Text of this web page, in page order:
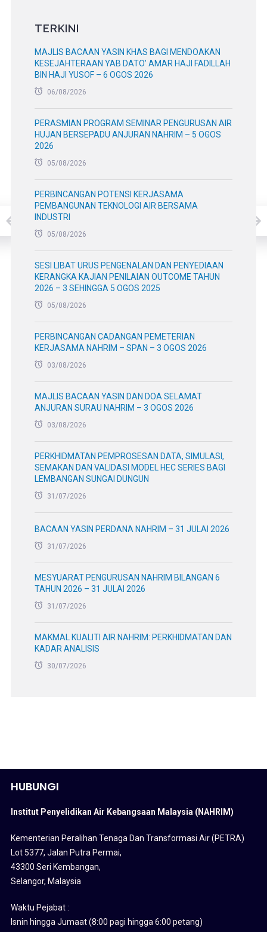
TERKINI
MAJLIS BACAAN YASIN KHAS BAGI MENDOAKAN
KESEJAHTERAAN YAB DATO’ AMAR HAJI FADILLAH
BIN HAJI YUSOF – 6 OGOS 2026
06/08/2026
PERASMIAN PROGRAM SEMINAR PENGURUSAN AIR
HUJAN BERSEPADU ANJURAN NAHRIM – 5 OGOS
2026
05/08/2026
PERBINCANGAN POTENSI KERJASAMA
PEMBANGUNAN TEKNOLOGI AIR BERSAMA
INDUSTRI
05/08/2026
SESI LIBAT URUS PENGENALAN DAN PENYEDIAAN
KERANGKA KAJIAN PENILAIAN OUTCOME TAHUN
2026 – 3 SEHINGGA 5 OGOS 2025
05/08/2026
PERBINCANGAN CADANGAN PEMETERIAN
KERJASAMA NAHRIM – SPAN – 3 OGOS 2026
03/08/2026
MAJLIS BACAAN YASIN DAN DOA SELAMAT
ANJURAN SURAU NAHRIM – 3 OGOS 2026
03/08/2026
PERKHIDMATAN PEMPROSESAN DATA, SIMULASI,
SEMAKAN DAN VALIDASI MODEL HEC SERIES BAGI
LEMBANGAN SUNGAI DUNGUN
31/07/2026
BACAAN YASIN PERDANA NAHRIM – 31 JULAI 2026
31/07/2026
MESYUARAT PENGURUSAN NAHRIM BILANGAN 6
TAHUN 2026 – 31 JULAI 2026
31/07/2026
MAKMAL KUALITI AIR NAHRIM: PERKHIDMATAN DAN
KADAR ANALISIS
30/07/2026
HUBUNGI
Institut Penyelidikan Air Kebangsaan Malaysia (NAHRIM)
Kementerian Peralihan Tenaga Dan Transformasi Air (PETRA)
Lot 5377, Jalan Putra Permai,
43300 Seri Kembangan,
Selangor, Malaysia
Waktu Pejabat :
Isnin hingga Jumaat (8:00 pagi hingga 6:00 petang)